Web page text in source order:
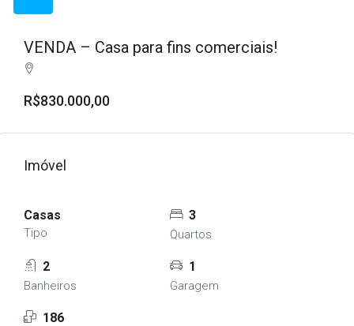
VENDA – Casa para fins comerciais!
R$830.000,00
Imóvel
Casas
Tipo
3
Quartos
2
Banheiros
1
Garagem
186